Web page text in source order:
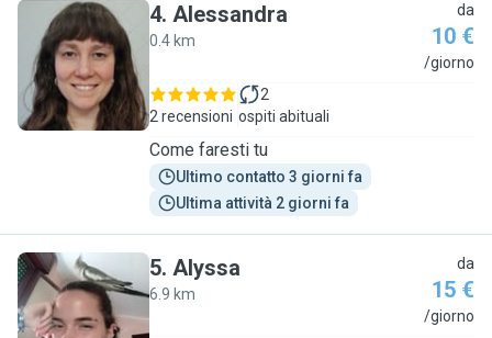
A
4. Alessandra
0.4 km
da
10 €
/giorno
2 recensioni
2
ospiti abituali
Come faresti tu
Ultimo contatto 3 giorni fa
Ultima attività 2 giorni fa
A
5. Alyssa
6.9 km
da
15 €
/giorno